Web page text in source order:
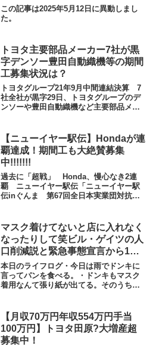
この記事は2025年5月12日に異動しまし
た。
トヨタ主要部品メーカー7社が黒
字デンソー豊田自動織機等の期間
工募集状況は？
トヨタグループ21年9月中間連結決算 7
社全社が黒字29日、トヨタグループのデ
ンソーや豊田自動織機など主要部品メー
り上げが前年に比べ24.5パーセント増え
た2兆5...
【ニューイヤー駅伝】Hondaが連
覇達成！期間工も大絶賛募集
中!!!!!!!
過去に「超戦」 Honda、慢心なき2連
覇 ニューイヤー駅伝「ニューイヤー駅
伝inぐんま 第67回全日本実業団対抗駅
われ、Hondaが2年連続2回目の優勝を果
たし...
マスク着けてないと店に入れなく
なったりして笑ビル・ゲイツの人
口削減説と緊急事態宣言から1ヶ
月経って全然8万人行かなかった
けど今回は謝りません期間工ライ
フログ4月6日
本日のライフログ・今日は雨でドンキに
言ってパンを食べる。・ドンキもマスク
着用なんて張り紙が出てる。そのうちマ
しようかと思ったが帰る。・しばらくし
て雨が豪雨になり雷が響...
【月収70万円年収554万円手当
100万円】トヨタ田原?大増産超
募集中！